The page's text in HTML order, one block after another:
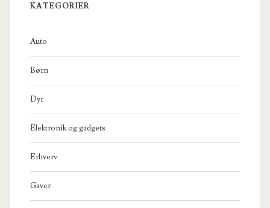
KATEGORIER
Auto
Børn
Dyr
Elektronik og gadgets
Erhverv
Gaver